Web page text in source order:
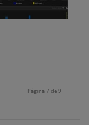
Página 7 de 9